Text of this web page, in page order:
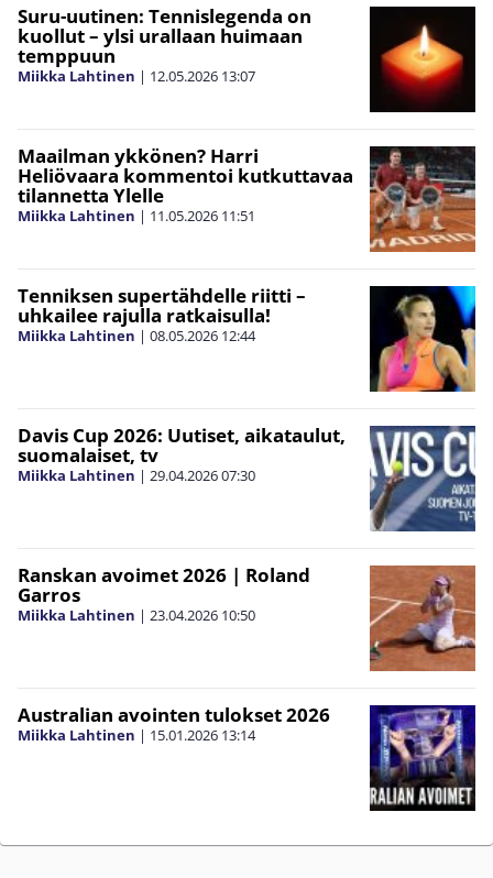
Suru-uutinen: Tennislegenda on
kuollut – ylsi urallaan huimaan
temppuun
Miikka Lahtinen | 12.05.2026 13:07
Maailman ykkönen? Harri
Heliövaara kommentoi kutkuttavaa
tilannetta Ylelle
Miikka Lahtinen | 11.05.2026 11:51
Tenniksen supertähdelle riitti –
uhkailee rajulla ratkaisulla!
Miikka Lahtinen | 08.05.2026 12:44
Davis Cup 2026: Uutiset, aikataulut,
suomalaiset, tv
Miikka Lahtinen | 29.04.202607:30
Ranskan avoimet 2026 | Roland
Garros
Miikka Lahtinen | 23.04.2026 10:50
Australian avointen tulokset 2026
Miikka Lahtinen | 15.01.2026 13:14